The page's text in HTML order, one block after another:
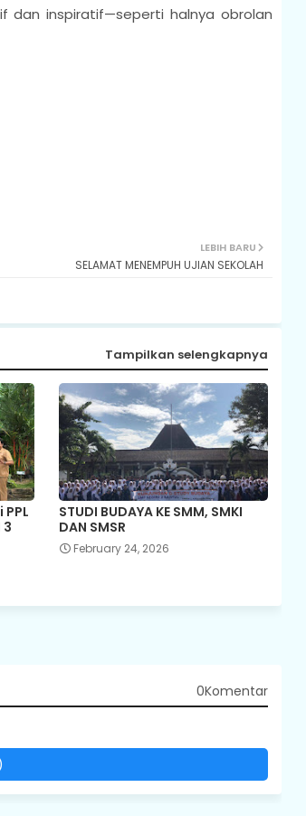
dan inspiratif—seperti halnya obrolan
LEBIH BARU
SELAMAT MENEMPUH UJIAN SEKOLAH
Tampilkan selengkapnya
3
STUDI BUDAYA KE SMM, SMKI
DAN SMSR
February 24, 2026
0Komentar